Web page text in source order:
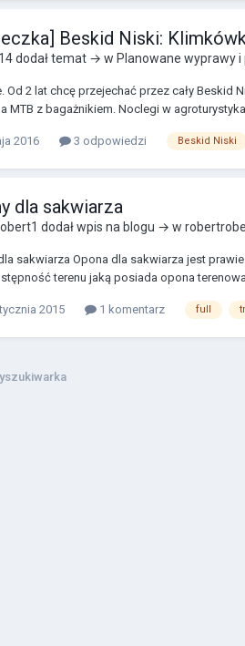
Beskid Niski:
dodał temat → w Planowane wyprawy
Od 2 lat chcę przejechać przez cały
MTB z bagażnikiem. Noclegi w
2016 3 odpowiedzi Beskid Niski
dla sakwiarza
dodał wpis na blogu → w
sakwiarza Opona dla sakwiarza jest
terenu jaką posiada opona
2015 1 komentarz full